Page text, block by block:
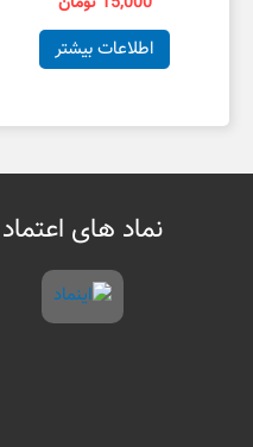
اطلاعات بیشتر
نماد های اعتماد